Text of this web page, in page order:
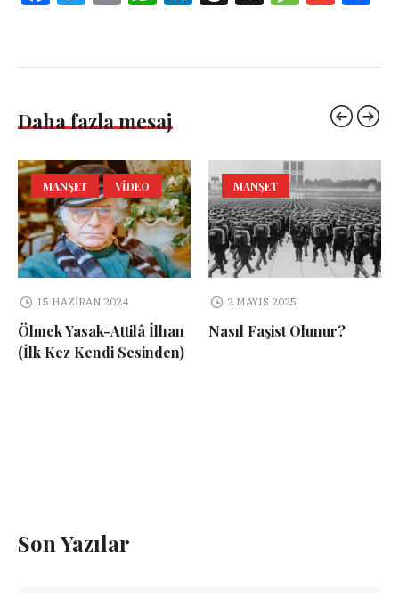
Daha fazla mesaj
MANŞET VIDEO
15 HAZIRAN 2024
Ölmek Yasak-Attilâ İlhan
(İlk Kez Kendi Sesinden)
MANŞET
2 MAYIS 2025
Nasıl Faşist Olunur?
Son Yazılar